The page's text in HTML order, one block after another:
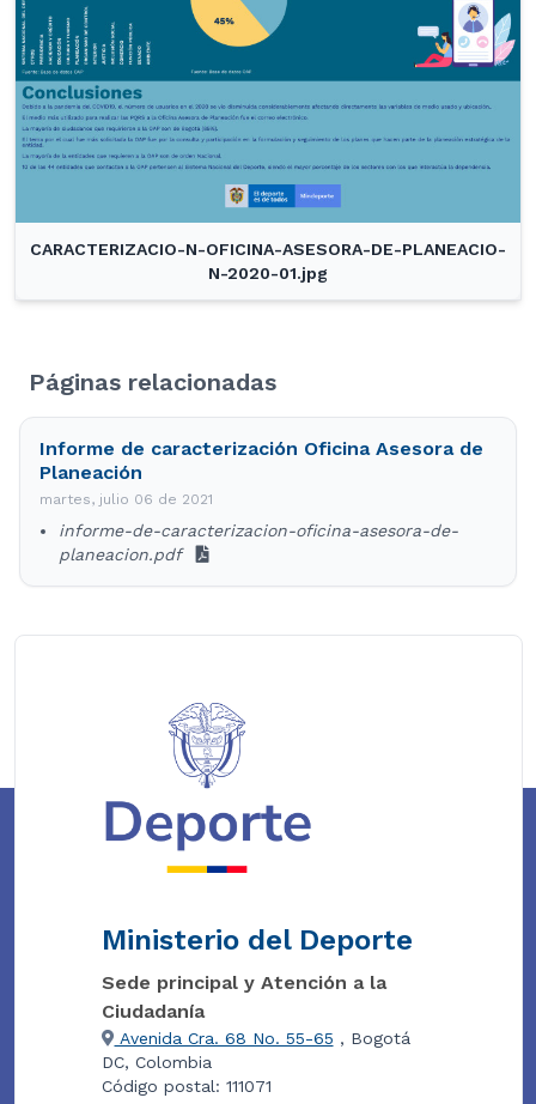
CARACTERIZACIO-N-OFICINA-ASESORA-DE-PLANEACIO-
N-2020-01.jpg
Páginas relacionadas
Informe de caracterización Oficina Asesora de
Planeación
martes, julio 06 de 2021
informe-de-caracterizacion-oficina-asesora-de-
planeacion.pdf
Ministerio del Deporte
Sede principal y Atención a la
Ciudadanía
Avenida Cra. 68 No. 55-65 , Bogotá
DC, Colombia
Código postal: 111071